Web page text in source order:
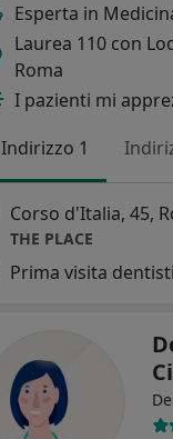
Esperta in
Laurea 110 con
Roma
I pazienti mi
Indirizzo 1
Corso d'Italia, 45,
THE PLACE
Prima visita